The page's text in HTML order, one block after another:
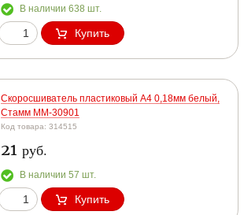
В наличии 638 шт.
Купить
Скоросшиватель пластиковый А4 0,18мм белый,
Стамм ММ-30901
Код товара: 314515
21 руб.
В наличии 57 шт.
Купить